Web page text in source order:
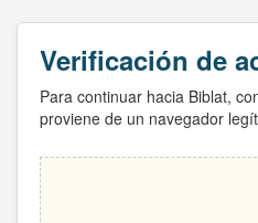
Verificación de
Para continuar hacia Biblat,
proviene de un navegador